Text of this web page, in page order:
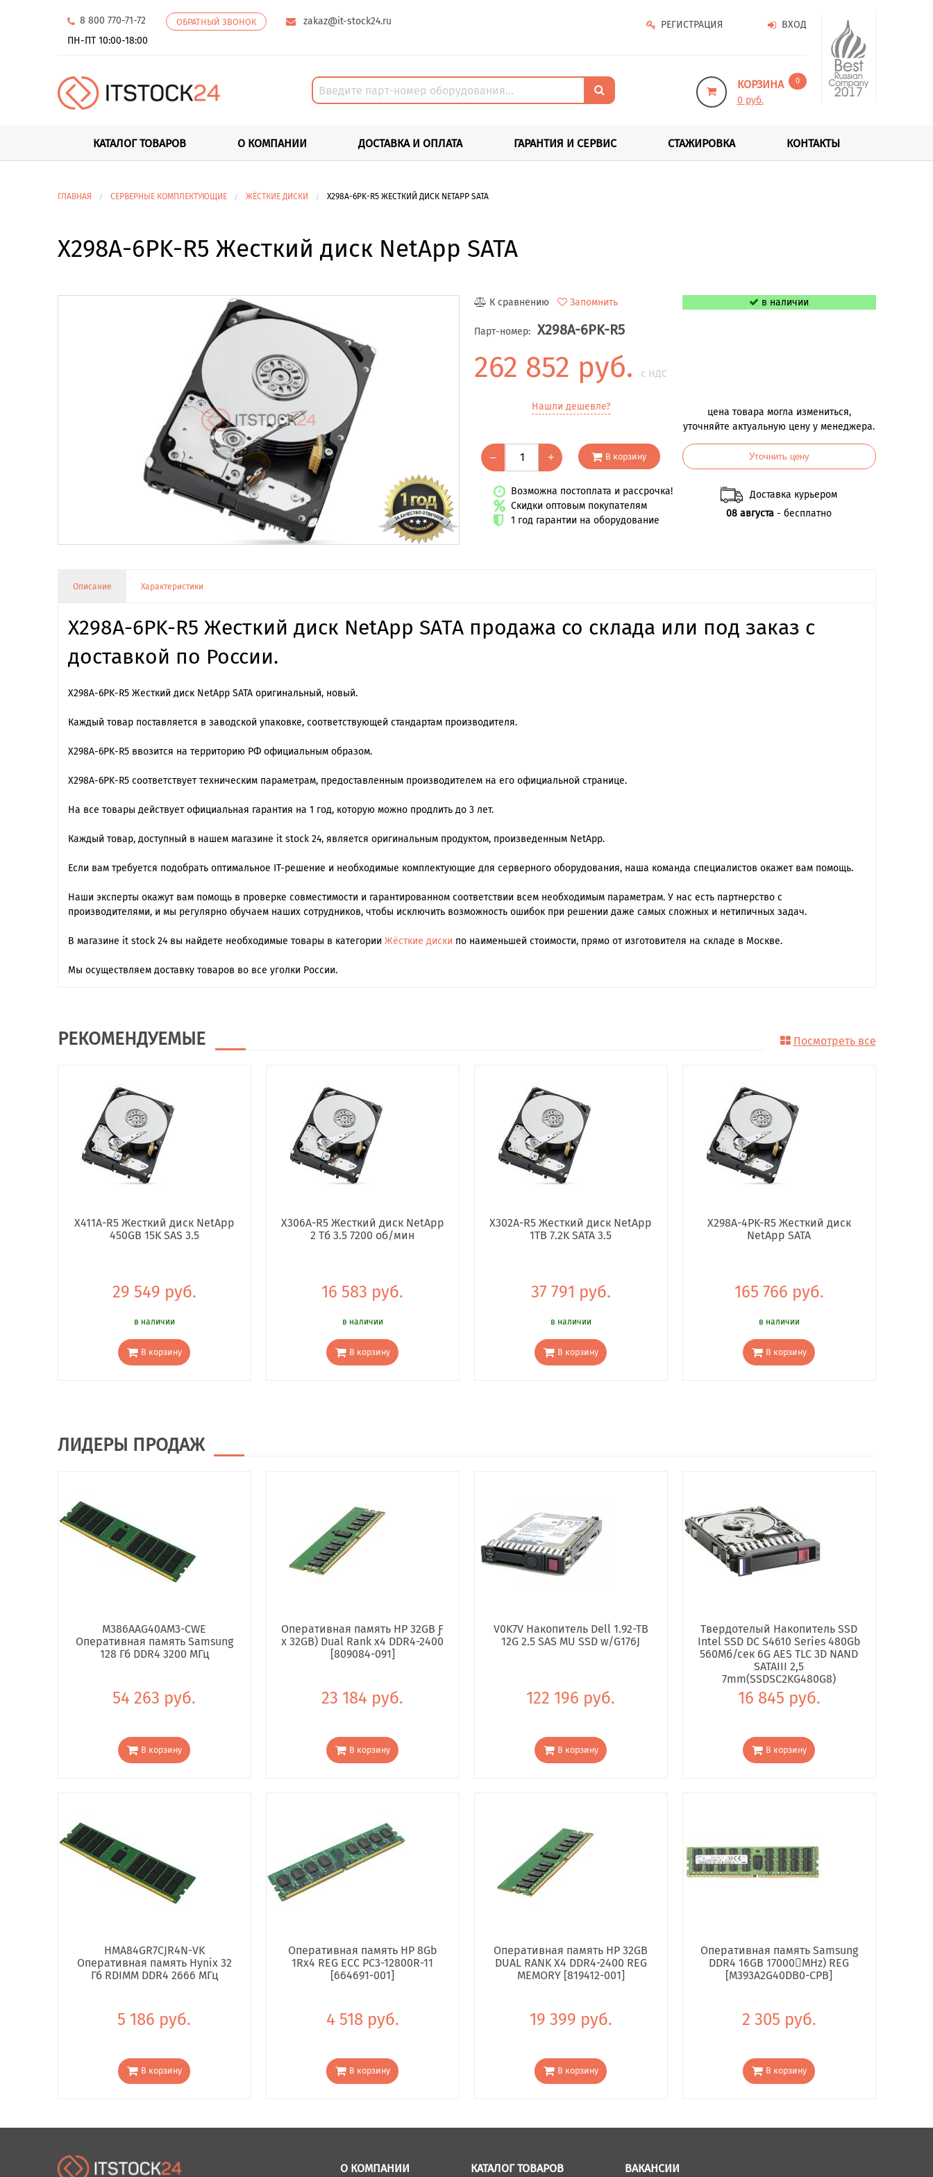
8 800 770-71-72 ОБРАТНЫЙ ЗВОНОК
zakaz@it-stock24.ru
ПН-ПТ 10:00-18:00
ВХОД
РЕГИСТРАЦИЯ
КОРЗИНА 0
0 руб.
КАТАЛОГ ТОВАРОВ О КОМПАНИИ ДОСТАВКА И ОПЛАТА ГАРАНТИЯ И СЕРВИС СТАЖИРОВКА КОНТАКТЫ
ГЛАВНАЯ СЕРВЕРНЫЕ КОМПЛЕКТУЮЩИЕ ЖЁСТКИЕ ДИСКИ X298A-6PK-R5 ЖЕСТКИЙ ДИСК NETAPP SATA
X298A-6PK-R5 Жесткий диск NetApp SATA
К сравнению Запомнить
Парт-номер: X298A-6PK-R5
262 852 руб. с НДС
Нашли дешевле?
– + В корзину
Возможна постоплата и рассрочка!
Скидки оптовым покупателям
1 год гарантии на оборудование
в наличии
цена товара могла измениться,
уточняйте актуальную цену у менеджера.
Уточнить цену
Доставка курьером
08 августа - бесплатно
Описание Характеристики
X298A-6PK-R5 Жесткий диск NetApp SATA продажа со склада или под заказ с
доставкой по России.
X298A-6PK-R5 Жесткий диск NetApp SATA оригинальный, новый.
Каждый товар поставляется в заводской упаковке, соответствующей стандартам производителя.
X298A-6PK-R5 ввозится на территорию РФ официальным образом.
X298A-6PK-R5 cоответствует техническим параметрам, предоставленным производителем на его официальной странице.
На все товары действует официальная гарантия на 1 год, которую можно продлить до 3 лет.
Каждый товар, доступный в нашем магазине it stock 24, является оригинальным продуктом, произведенным NetApp.
Если вам требуется подобрать оптимальное IT-решение и необходимые комплектующие для серверного оборудования, наша команда специалиcтов окажет вам помощь.
Наши эксперты окажут вам помощь в проверке совместимости и гарантированном соответствии всем необходимым параметрам. У нас есть партнерство с
производителями, и мы регулярно обучаем наших сотрудников, чтобы исключить возможность ошибок при решении даже самых сложных и нетипичных задач.
В магазине it stock 24 вы найдете необходимые товары в категории Жёсткие диски по наименьшей стоимости, прямо от изготовителя на складе в Москве.
Мы осуществляем доставку товаров во все уголки России.
РЕКОМЕНДУЕМЫЕ Посмотреть все
X411A-R5 Жесткий диск NetApp
450GB 15K SAS 3.5
29 549 руб.
в наличии
В корзину
X306A-R5 Жесткий диск NetApp
2 Тб 3.5 7200 об/мин
16 583 руб.
в наличии
В корзину
X302A-R5 Жесткий диск NetApp
1TB 7.2K SATA 3.5
37 791 руб.
в наличии
В корзину
X298A-4PK-R5 Жесткий диск
NetApp SATA
165 766 руб.
в наличии
В корзину
ЛИДЕРЫ ПРОДАЖ
M386AAG40AM3-CWE
Оперативная память Samsung
128 Гб DDR4 3200 МГц
54 263 руб.
В корзину
Оперативная память HP 32GB Ƒ
x 32GB) Dual Rank x4 DDR4-2400
[809084-091]
23 184 руб.
В корзину
V0K7V Накопитель Dell 1.92-TB
12G 2.5 SAS MU SSD w/G176J
122 196 руб.
В корзину
Твердотелый Накопитель SSD
Intel SSD DC S4610 Series 480Gb
560Мб/сек 6G AES TLC 3D NAND
SATAIII 2,5
7mm(SSDSC2KG480G8)
16 845 руб.
В корзину
HMA84GR7CJR4N-VK
Оперативная память Hynix 32
Гб RDIMM DDR4 2666 МГц
5 186 руб.
В корзину
Оперативная память HP 8Gb
1Rx4 REG ECC PC3-12800R-11
[664691-001]
4 518 руб.
В корзину
Оперативная память HP 32GB
DUAL RANK X4 DDR4-2400 REG
MEMORY [819412-001]
19 399 руб.
В корзину
Оперативная память Samsung
DDR4 16GB 17000񢋕MHz) REG
[M393A2G40DB0-CPB]
2 305 руб.
В корзину
О КОМПАНИИ КАТАЛОГ ТОВАРОВ ВАКАНСИИ